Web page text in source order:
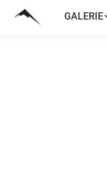
GALERIE
GALERIE